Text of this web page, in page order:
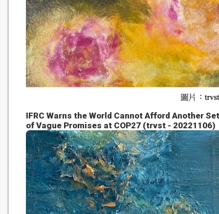
IFRC Warns the World Cannot Afford Another Set
of Vague Promises at COP27 (trvst - 20221106)